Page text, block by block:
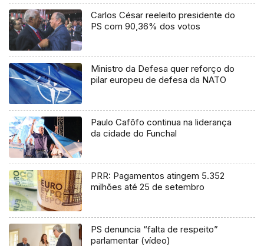
Carlos César reeleito presidente do
PS com 90,36% dos votos
Ministro da Defesa quer reforço do
pilar europeu de defesa da NATO
Paulo Cafôfo continua na liderança
da cidade do Funchal
PRR: Pagamentos atingem 5.352
milhões até 25 de setembro
PS denuncia “falta de respeito”
parlamentar (vídeo)